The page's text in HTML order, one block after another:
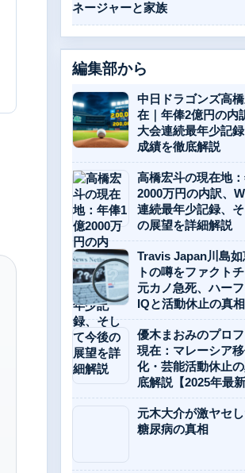
ネージャーと家族
編集部から
中日ドラゴンズ高
在｜年俸2億円の内
大会連続最年少記
成績を徹底解説
高橋宏斗の現在地
2000万円の内訳、
連続最年少記録、
の展望を詳細解説
Travis Japan川島如
トの噂をファクト
元カノ急死、ハーフ
IQと活動休止の真
優木まおみのプロ
現在：マレーシア
化・芸能活動休止
底解説【2025年最新
元木大介が激ヤセ
糖尿病の真相